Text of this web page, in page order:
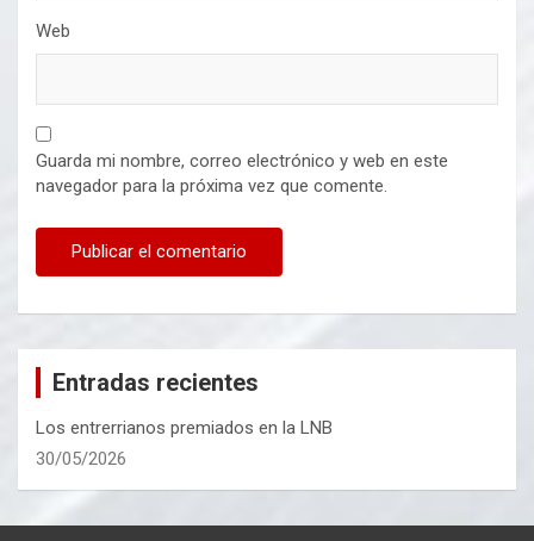
Web
Guarda mi nombre, correo electrónico y web en este
navegador para la próxima vez que comente.
Entradas recientes
Los entrerrianos premiados en la LNB
30/05/2026